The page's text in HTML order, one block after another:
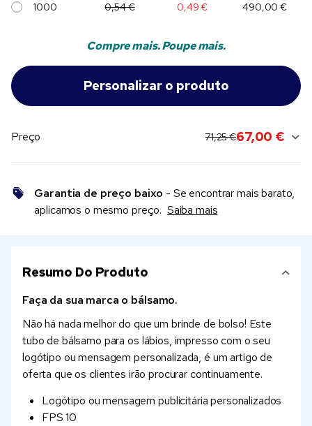
1000 0,54 € 0,49 € 490,00 €
Compre mais. Poupe mais.
Preço original price:
71,25 €current sale price:
67,00 €
Garantia de preço baixo - Se encontrar mais barato,
aplicamos o mesmo preço. Saiba mais
Resumo Do Produto
Faça da sua marca o bálsamo.
Não há nada melhor do que um brinde de bolso! Este
tubo de bálsamo para os lábios, impresso com o seu
logótipo ou mensagem personalizada, é um artigo de
oferta que os clientes irão procurar continuamente.
Logótipo ou mensagem publicitária personalizados
FPS 10